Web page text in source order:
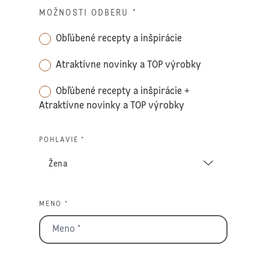
MOŽNOSTI ODBERU *
Obľúbené recepty a inšpirácie
Atraktívne novinky a TOP výrobky
Obľúbené recepty a inšpirácie +
Atraktívne novinky a TOP výrobky
POHLAVIE *
MENO *